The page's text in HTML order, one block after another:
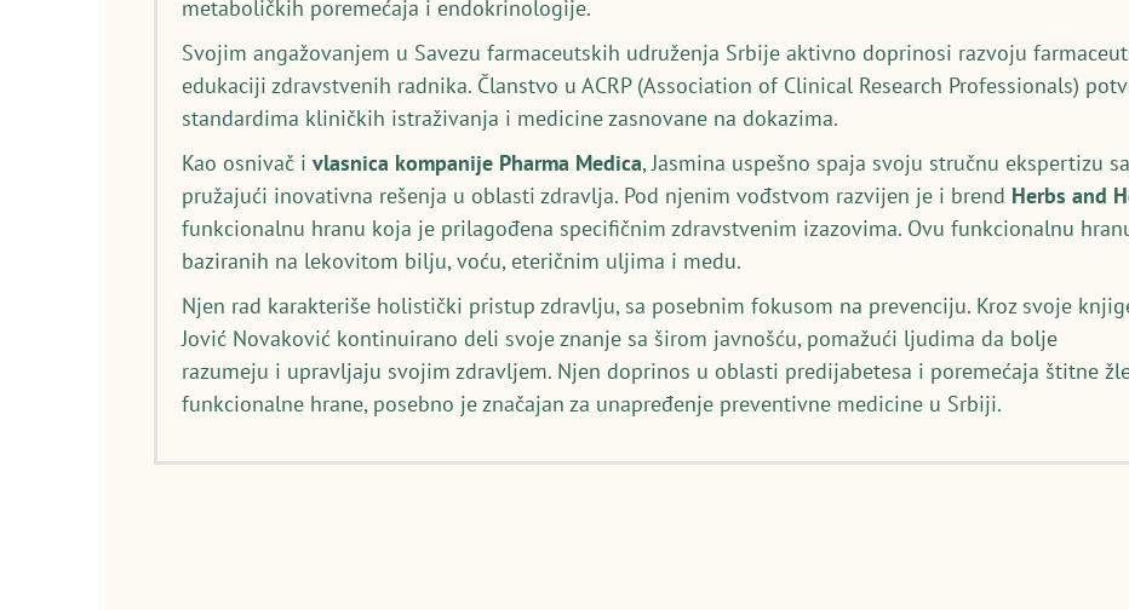
metaboličkih poremećaja i endokrinologije.
Svojim angažovanjem u Savezu farmaceutskih udruženja Srbije aktivno doprinosi razvoju
edukaciji zdravstvenih radnika. Članstvo u ACRP (Association of Clinical Research Professionals)
standardima kliničkih istraživanja i medicine zasnovane na dokazima.
Kao osnivač i vlasnica kompanije Pharma Medica, Jasmina uspešno spaja svoju stručnu ekspertizu
pružajući inovativna rešenja u oblasti zdravlja. Pod njenim vođstvom razvijen je i brend Herbs and
funkcionalnu hranu koja je prilagođena specifičnim zdravstvenim izazovima. Ovu funkcionalnu
baziranih na lekovitom bilju, voću, eteričnim uljima i medu.
Njen rad karakteriše holistički pristup zdravlju, sa posebnim fokusom na prevenciju. Kroz svoje
Jović Novaković kontinuirano deli svoje znanje sa širom javnošću, pomažući ljudima da bolje
razumeju i upravljaju svojim zdravljem. Njen doprinos u oblasti predijabetesa i poremećaja štitne
funkcionalne hrane, posebno je značajan za unapređenje preventivne medicine u Srbiji.